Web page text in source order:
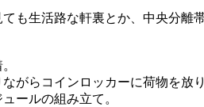
も生活路な軒裏とか、中央分離
がらコインロッカーに荷物を放り
ールの組み立て。